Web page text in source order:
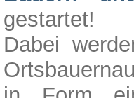
gestartet!
Dabei